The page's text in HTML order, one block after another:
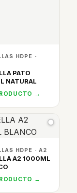
HDPE ·
PATO
NATURAL
→
HDPE · A2
A2 1000ML
→